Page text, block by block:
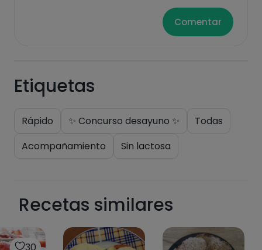
Comentar
Etiquetas
Rápido ✨ Concurso desayuno ✨
Todas
Acompañamiento
Sin lactosa
Recetas similares